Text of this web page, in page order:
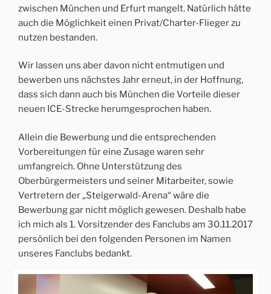
zwischen München und Erfurt mangelt. Natürlich hätte
auch die Möglichkeit einen Privat/Charter-Flieger zu
nutzen bestanden.
Wir lassen uns aber davon nicht entmutigen und
bewerben uns nächstes Jahr erneut, in der Hoffnung,
dass sich dann auch bis München die Vorteile dieser
neuen ICE-Strecke herumgesprochen haben.
Allein die Bewerbung und die entsprechenden
Vorbereitungen für eine Zusage waren sehr
umfangreich. Ohne Unterstützung des
Oberbürgermeisters und seiner Mitarbeiter, sowie
Vertretern der „Steigerwald-Arena“ wäre die
Bewerbung gar nicht möglich gewesen. Deshalb habe
ich mich als 1. Vorsitzender des Fanclubs am 30.11.2017
persönlich bei den folgenden Personen im Namen
unseres Fanclubs bedankt.